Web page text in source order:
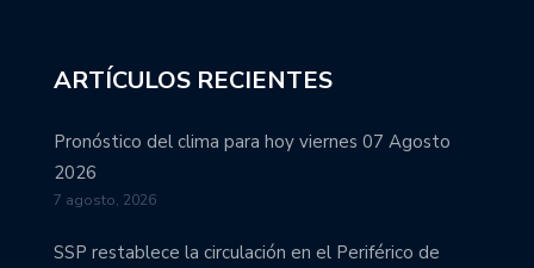
ARTÍCULOS RECIENTES
Pronóstico del clima para hoy viernes 07 Agosto
2026
7 agosto, 2026
SSP restablece la circulación en el Periférico de